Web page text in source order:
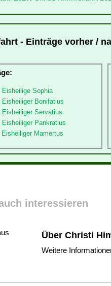
- Einträge vorher /
Eisheilige Sophia
Eisheiliger Bonifatius
Eisheiliger Servatius
Eisheiliger Pankratius
Mamertus
interessieren
Über Christi
Weitere